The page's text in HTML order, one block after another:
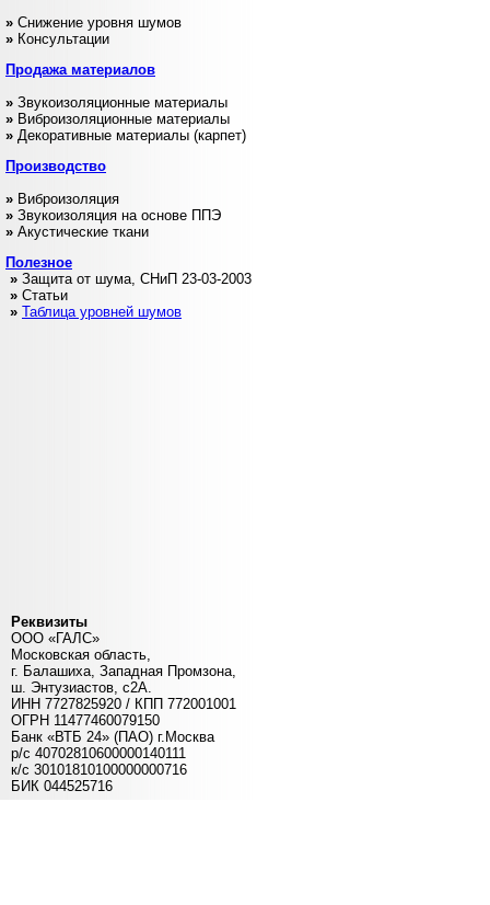
» Снижение уровня шумов
» Консультации
Продажаматериалов
» Звукоизоляционные материалы
» Виброизоляционные материалы
» Декоративные материалы (карпет)
Производство
» Виброизоляция
» Звукоизоляция на основе ППЭ
» Акустические ткани
Полезное
» Защита от шума, СНиП 23-03-2003
» Статьи
» Таблица уровней шумов
Реквизиты
ООО «ГАЛС»
Московская область,
г. Балашиха, Западная Промзона,
ш. Энтузиастов, с2А.
ИНН 7727825920 / КПП 772001001
ОГРН 11477460079150
Банк «ВТБ 24» (ПАО) г.Москва
р/с 40702810600000140111
к/c 30101810100000000716
БИК 044525716